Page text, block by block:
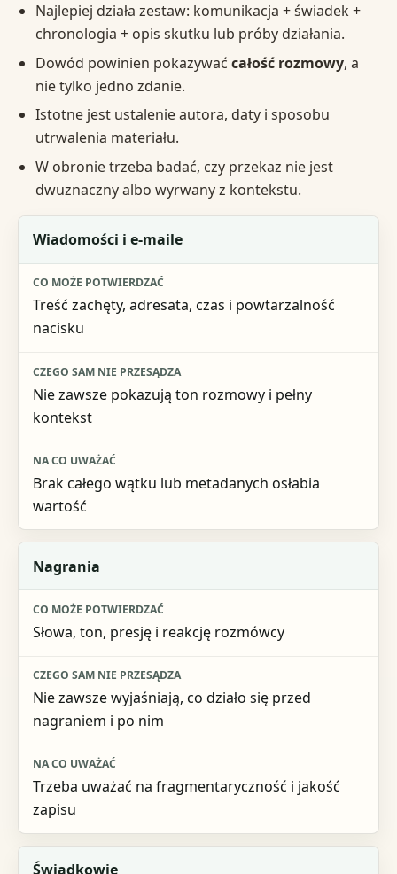
Najlepiej działa zestaw: komunikacja + świadek +
chronologia + opis skutku lub próby działania.
Dowód powinien pokazywać całość rozmowy, a
nie tylko jedno zdanie.
Istotne jest ustalenie autora, daty i sposobu
utrwalenia materiału.
W obronie trzeba badać, czy przekaz nie jest
dwuznaczny albo wyrwany z kontekstu.
Rodzaj dowodu
Co może potwierdzać
Czego sam nie przesądza
Wiadomości i e-maile
Treść zachęty, adresata, czas i powtarzalność
nacisku
Nie zawsze pokazują ton rozmowy i pełny
kontekst
Brak całego wątku lub metadanych osłabia
wartość
Nagrania
Słowa, ton, presję i reakcję rozmówcy
Nie zawsze wyjaśniają, co działo się przed
nagraniem i po nim
Trzeba uważać na fragmentaryczność i jakość
zapisu
Świadkowie